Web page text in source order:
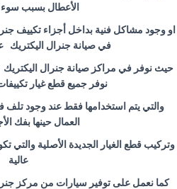
الأعطال بسبب سوء
او وجود مشاكل فنية بداخل أجزاء تكييف
في صيانة جنرال اليكتريك
حيث نوفر في مراكز صيانة جنرال اليكتريك
نوفر جميع قطع غيار
والتي يتم استخدامها فقط عند وجود تلف
العمال حينها بفك
عالية
كما نعمل على توفير سيارات من مركز